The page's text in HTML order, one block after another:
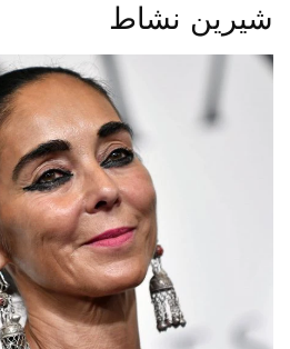
شیرین نشاط